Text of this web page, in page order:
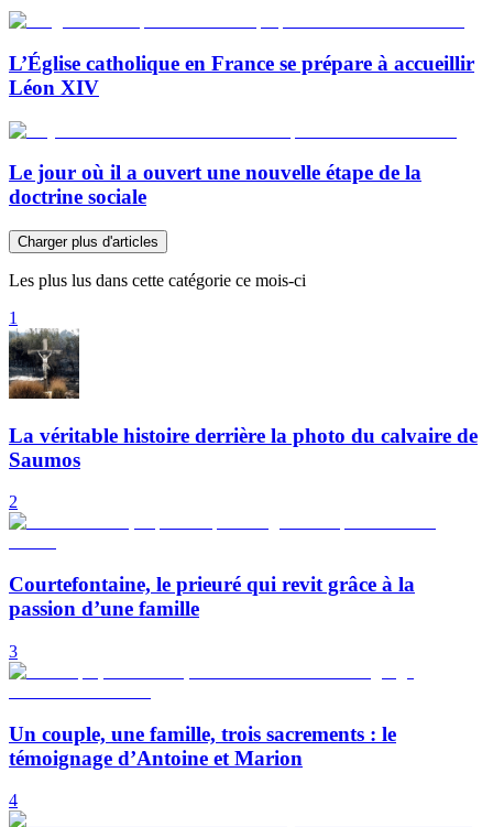
L’Église catholique en France se prépare à accueillir
Léon XIV
Le jour où il a ouvert une nouvelle étape de la
doctrine sociale
Charger plus d'articles
Les plus lus dans cette catégorie ce mois-ci
1
La véritable histoire derrière la photo du calvaire de
Saumos
2
Courtefontaine, le prieuré qui revit grâce à la
passion d’une famille
3
Un couple, une famille, trois sacrements : le
témoignage d’Antoine et Marion
4